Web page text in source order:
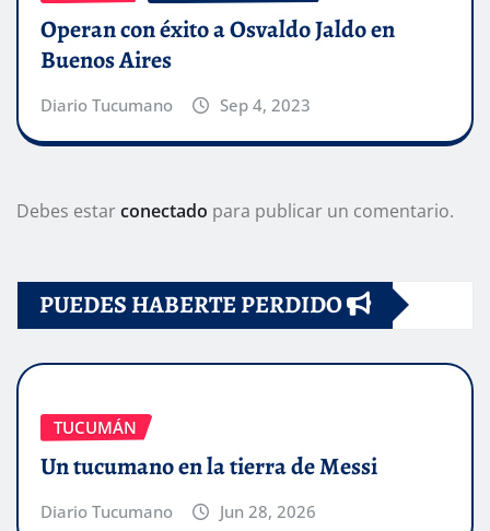
Operan con éxito a Osvaldo Jaldo en
Buenos Aires
Diario Tucumano Sep 4, 2023
Debes estarconectado para publicar un comentario.
PUEDES HABERTE PERDIDO
TUCUMÁN
Un tucumano en la tierra de Messi
Diario Tucumano Jun 28, 2026